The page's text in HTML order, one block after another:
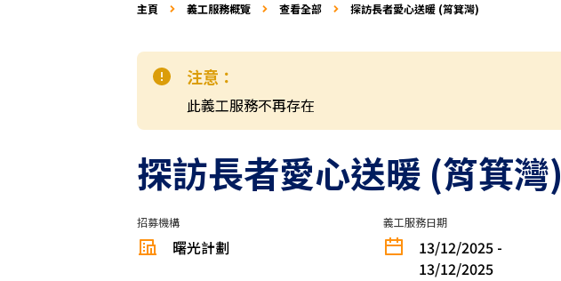
主頁 義工服務概覽 查看全部 探訪長者愛心送暖 (筲箕灣)
注意：
此義工服務不再存在
探訪長者愛心送暖 (筲箕灣)
招募機構
曙光計劃
義工服務日期
13/12/2025 -
13/12/2025